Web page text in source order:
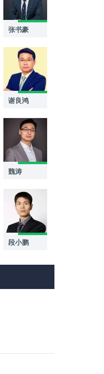
张书豪
谢良鸿
魏涛
段小鹏